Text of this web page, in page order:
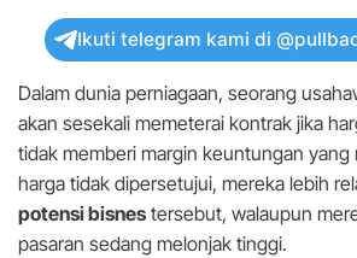
Ikuti telegram kami di
Dalam dunia perniagaan, seorang
akan sesekali memeterai kontrak jika
tidak memberi margin keuntungan yang
harga tidak dipersetujui, mereka lebih
potensi bisnes tersebut, walaupun
pasaran sedang melonjak tinggi.